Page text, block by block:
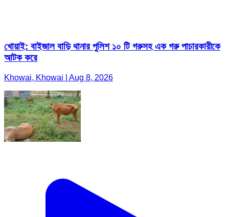
খোয়াই: বাইজাল বাড়ি থানার পুলিশ ১০ টি গরুসহ এক গরু পাচারকারীকে
আটক করে
Khowai, Khowai | Aug 8, 2026